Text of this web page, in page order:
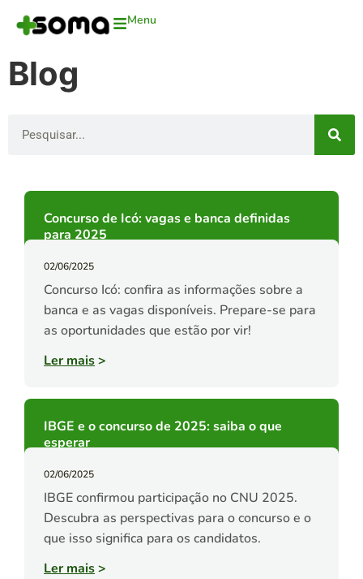
Menu
Blog
Concurso de Icó: vagas e banca definidas
para 2025
02/06/2025
Concurso Icó: confira as informações sobre a
banca e as vagas disponíveis. Prepare-se para
as oportunidades que estão por vir!
Ler mais>
IBGE e o concurso de 2025: saiba o que
esperar
02/06/2025
IBGE confirmou participação no CNU 2025.
Descubra as perspectivas para o concurso e o
que isso significa para os candidatos.
Ler mais>